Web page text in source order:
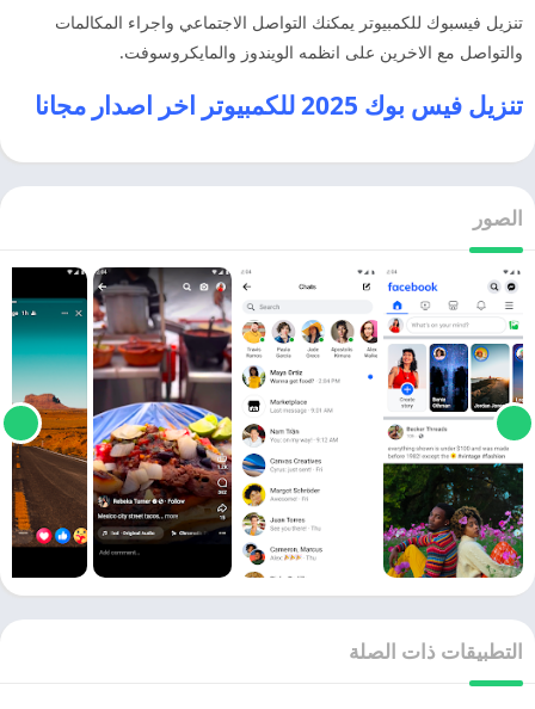
تنزيل فيسبوك للكمبيوتر يمكنك التواصل الاجتماعي واجراء المكالمات
والتواصل مع الاخرين على انظمه الويندوز والمايكروسوفت.
تنزيل فيس بوك 2025 للكمبيوتر اخر اصدار مجانا
الصور
التطبيقات ذات الصلة